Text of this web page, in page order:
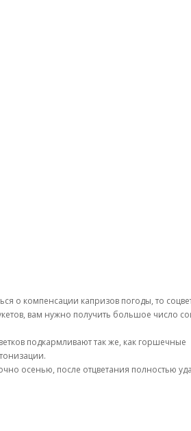
о компенсации капризов погоды, то
вам нужно получить большое число
подкармливают так же, как горшечные
осенью, после отцветания полностью